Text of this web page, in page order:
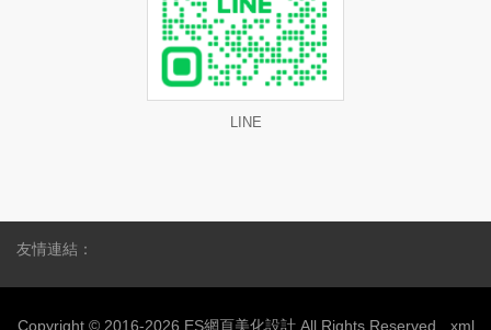
LINE
友情連結：
Copyright © 2016-2026 ES網頁美化設計 All Rights Reserved. xml